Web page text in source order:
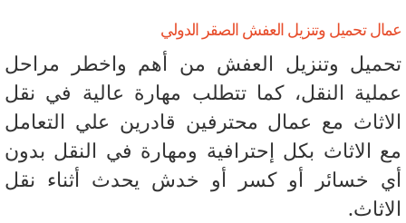
تحميل وتنزيل العفش الصقر الدولي
وتنزيل العفش من أهم واخطر مراحل
النقل، كما تتطلب مهارة عالية في نقل
مع عمال محترفين قادرين علي التعامل
الاثاث بكل إحترافية ومهارة في النقل بدون
خسائر أو كسر أو خدش يحدث أثناء نقل